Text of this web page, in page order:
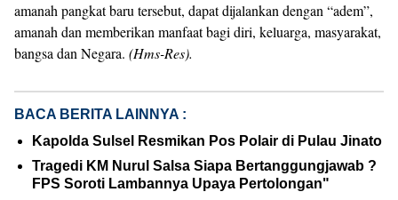
amanah pangkat baru tersebut, dapat dijalankan dengan “adem”,
amanah dan memberikan manfaat bagi diri, keluarga, masyarakat,
bangsa dan Negara. (Hms-Res).
BACA BERITA LAINNYA :
Kapolda Sulsel Resmikan Pos Polair di Pulau Jinato
Tragedi KM Nurul Salsa Siapa Bertanggungjawab ?
FPS Soroti Lambannya Upaya Pertolongan"